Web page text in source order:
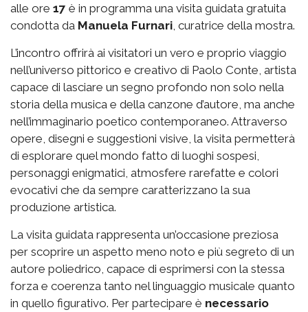
alle ore 17 è in programma una visita guidata gratuita
condotta da Manuela Furnari , curatrice della mostra.
L’incontro offrirà ai visitatori un vero e proprio viaggio
nell’universo pittorico e creativo di Paolo Conte, artista
capace di lasciare un segno profondo non solo nella
storia della musica e della canzone d’autore, ma anche
nell’immaginario poetico contemporaneo. Attraverso
opere, disegni e suggestioni visive, la visita permetterà
di esplorare quel mondo fatto di luoghi sospesi,
personaggi enigmatici, atmosfere rarefatte e colori
evocativi che da sempre caratterizzano la sua
produzione artistica.
La visita guidata rappresenta un’occasione preziosa
per scoprire un aspetto meno noto e più segreto di un
autore poliedrico, capace di esprimersi con la stessa
forza e coerenza tanto nel linguaggio musicale quanto
in quello figurativo. Per partecipare è necessario